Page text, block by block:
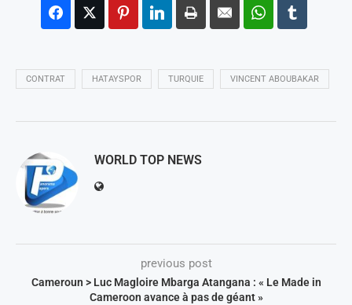
CONTRAT HATAYSPOR TURQUIE VINCENT ABOUBAKAR
WORLD TOP NEWS
previous post
Cameroun > Luc Magloire Mbarga Atangana : « Le Made in
Cameroon avance à pas de géant »